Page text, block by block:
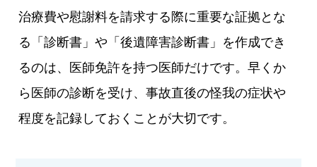
治療費や慰謝料を請求する際に重要な証拠とな
る「診断書」や「後遺障害診断書」を作成でき
るのは、医師免許を持つ医師だけです。早くか
ら医師の診断を受け、事故直後の怪我の症状や
程度を記録しておくことが大切です。